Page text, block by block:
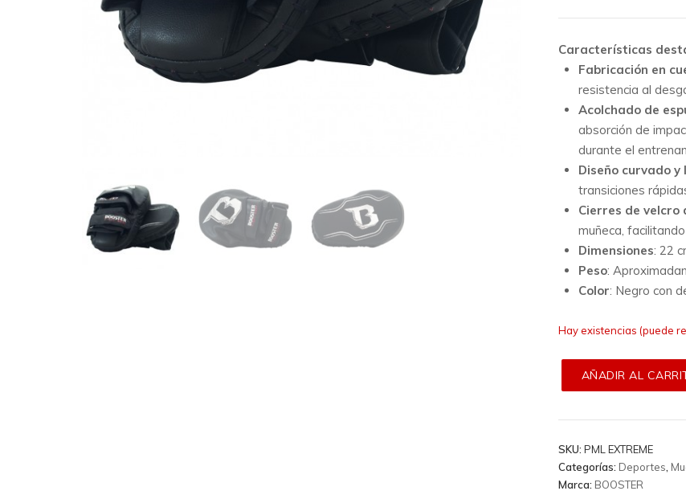
Características
Fabricación en
resistencia al
Acolchado de
absorción de
durante el
Diseño curvado y
transiciones
Cierres de velcro
muñeca,
Dimensiones: 22
Peso:
Color: Negro con
Hay existencias (puede
AÑADIR AL
SKU: PML EXTREME
Categorías: Deportes
Marca: BOOSTER